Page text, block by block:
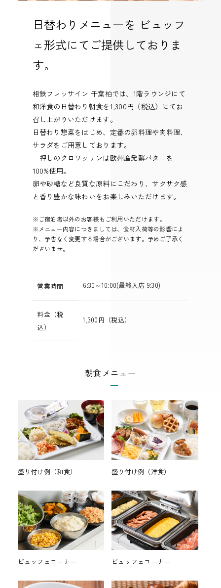
日替わりメニューを ビュッフ
ェ形式にてご提供しておりま
す。
相鉄フレッサイン 千葉柏では、1階ラウンジにて
和洋食の日替わり朝食を1,300円（税込）にてお
召し上がりいただけます。
日替わり惣菜をはじめ、定番の卵料理や肉料理、
サラダをご用意しております。
一押しのクロワッサンは欧州産発酵バターを
100%使用。
卵や砂糖など良質な原料にこだわり、サクサク感
と香り豊かな味わいをお楽しみいただけます。
※ご宿泊者以外のお客様もご利用いただけます。
※メニュー内容につきましては、食材入荷等の影響によ
り、予告なく変更する場合がございます。予めご了承く
ださいませ。
営業時間 6:30～10:00(最終入店 9:30)
料金（税
込）
1,300円（税込）
朝食メニュー
盛り付け例（和食） 盛り付け例（洋食）
ビュッフェコーナー ビュッフェコーナー